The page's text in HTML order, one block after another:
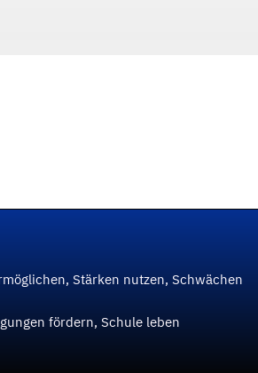
Stärken nutzen, Schwächen
fördern, Schule leben